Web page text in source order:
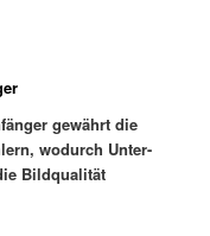
gewährt die
wodurch Unter-
Bildqualität